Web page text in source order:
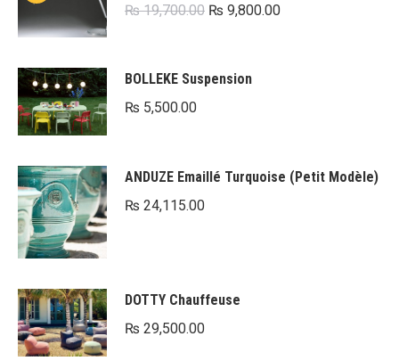
₨19,700.00 Le
était :
₨ 9,800.00Le
BOLLEKE Suspension
₨ 5,500.00
ANDUZE Emaillé Turquoise (Petit Modèle)
₨ 24,115.00
DOTTY Chauffeuse
₨ 29,500.00